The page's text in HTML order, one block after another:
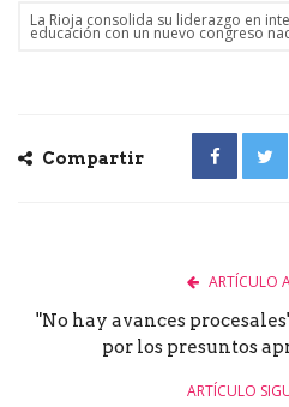
La Rioja consolida su liderazgo en
educación con un nuevo congreso
Compartir
ARTÍCULO
"No hay avances
por los presuntos
ARTÍCULO